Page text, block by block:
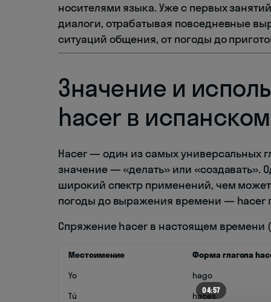
носителями языка. Уже с первых
диалоги, отрабатывая повседневные
ситуаций общения, от погоды до
Значение и
hacer в испанском
Hacer — один из самых универсальных
значение — «делать» или «создавать».
широкий спектр применений, чем может
погоды до выражения времени — hacer
Спряжение hacer в настоящем времени
Местоимение Форма глагола
Yo
hago
Tú
haces
04:57